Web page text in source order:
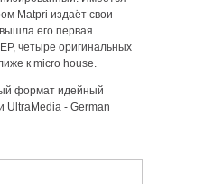
Matpri издаёт свои
его первая
четыре оригинальных
к micro house.
формат идейный
UltraMedia - German